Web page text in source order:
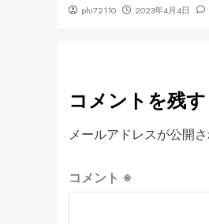
phi72110 2023年4月4日
コメントを残す
メールアドレスが公開
コメント ※